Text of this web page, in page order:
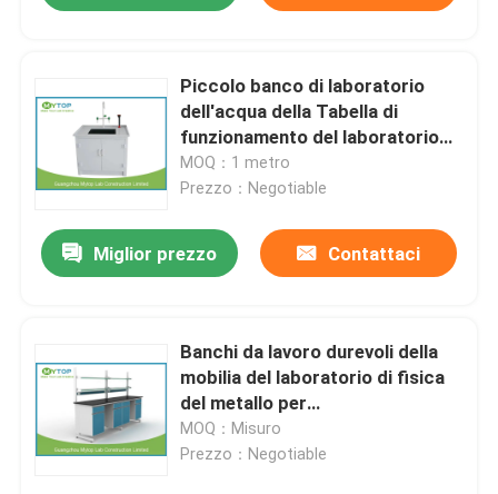
Contatti
Prodotti
Mobilia moderna del laboratorio
Mobilia del laboratorio dell'ospedale
Mobilia del laboratorio di scienza
Piccolo banco di laboratorio
dell'acqua della Tabella di
funzionamento del laboratorio
pp con resistenza chimica del
Governo
MOQ：1 metro
Prezzo：Negotiable
Miglior prezzo Contattaci
Banchi da lavoro durevoli della
mobilia del laboratorio di fisica
del metallo per
l'università/scuola
MOQ：Misuro
Prezzo：Negotiable